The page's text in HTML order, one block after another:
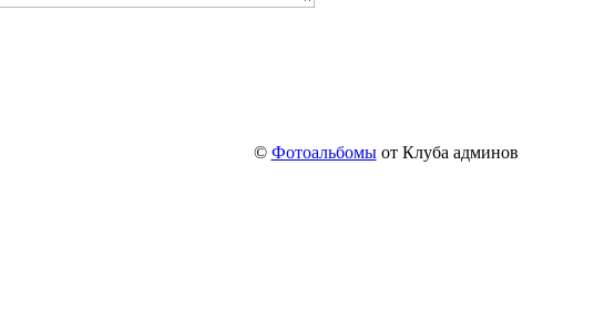
© Фотоальбомыот Клуба админов